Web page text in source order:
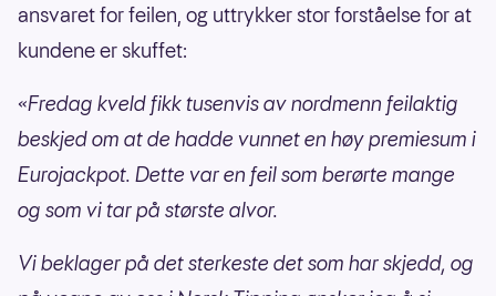
ansvaret for feilen, og uttrykker stor forståelse for at
kundene er skuffet:
«Fredag kveld fikk tusenvis av nordmenn feilaktig
beskjed om at de hadde vunnet en høy premiesum i
Eurojackpot. Dette var en feil som berørte mange
og som vi tar på største alvor.
Vi beklager på det sterkeste det som har skjedd, og